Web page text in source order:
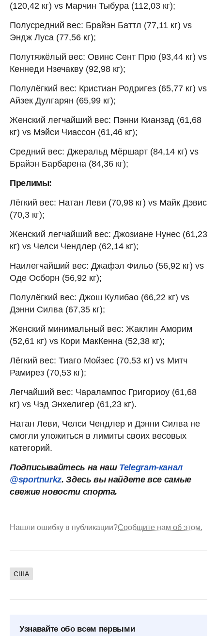
(120,42 кг) vs Марчин Тыбура (112,03 кг);
Полусредний вес: Брайэн Баттл (77,11 кг) vs
Эндж Луса (77,56 кг);
Полутяжёлый вес: Овинс Сент Прю (93,44 кг) vs
Кеннеди Нзечакву (92,98 кг);
Полулёгкий вес: Кристиан Родригез (65,77 кг) vs
Айзек Дулгарян (65,99 кг);
Женский легчайший вес: Пэнни Кианзад (61,68
кг) vs Мэйси Чиассон (61,46 кг);
Средний вес: Джеральд Мёршарт (84,14 кг) vs
Брайэн Барбарена (84,36 кг);
Прелимы:
Лёгкий вес: Натан Леви (70,98 кг) vs Майк Дэвис
(70,3 кг);
Женский легчайший вес: Джозиане Нунес (61,23
кг) vs Челси Чендлер (62,14 кг);
Наилегчайший вес: Джафэл Фильо (56,92 кг) vs
Оде Осборн (56,92 кг);
Полулёгкий вес: Джош Кулибао (66,22 кг) vs
Дэнни Силва (67,35 кг);
Женский минимальный вес: Жаклин Аморим
(52,61 кг) vs Кори МакКенна (52,38 кг);
Лёгкий вес: Тиаго Мойзес (70,53 кг) vs Митч
Рамирез (70,53 кг);
Легчайший вес: Чаралампос Григориоу (61,68
кг) vs Чэд Энхелигер (61,23 кг).
Натан Леви, Челси Чендлер и Дэнни Силва не
смогли уложиться в лимиты своих весовых
категорий.
Подписывайтесь на наш Telegram-канал
@sportnurkz. Здесь вы найдете все самые
свежие новости спорта.
Нашли ошибку в публикации?Сообщите нам об этом.
США
Узнавайте обо всем первыми